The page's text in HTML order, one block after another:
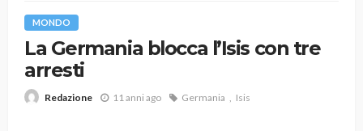
MONDO
La Germania blocca l’Isis con tre
arresti
Redazione 11 anni ago Germania Isis